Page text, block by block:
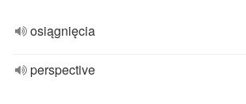
osiągnięcia
perspective